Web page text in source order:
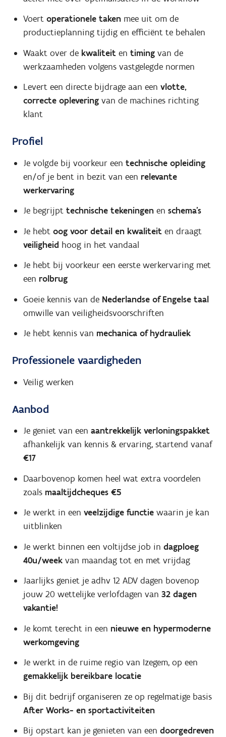
Voert operationele taken mee uit om de
productieplanning tijdig en efficiënt te behalen
Waakt over de kwaliteit en timing van de
werkzaamheden volgens vastgelegde normen
Levert een directe bijdrage aan een vlotte,
correcte opleveringvan de machines richting
klant
Profiel
Je volgde bij voorkeur een technische opleiding
en/of je bent in bezit van een relevante
werkervaring
Je begrijpt technische tekeningenen schema’s
Je hebt oog voor detail en kwaliteiten draagt
veiligheid hoog in het vandaal
Je hebt bij voorkeur een eerste werkervaring met
een rolbrug
Goeie kennis van de Nederlandse of Engelse taal
omwille van veiligheidsvoorschriften
Je hebt kennis van mechanica of hydrauliek
Professionele vaardigheden
Veilig werken
Aanbod
Je geniet van een aantrekkelijk verloningspakket
afhankelijk van kennis & ervaring, startend vanaf
€17
Daarbovenop komen heel wat extra voordelen
zoals maaltijdcheques €5
Je werkt in een veelzijdige functiewaarin je kan
uitblinken
Je werkt binnen een voltijdse job in dagploeg
40u/weekvan maandag tot en met vrijdag
Jaarlijks geniet je adhv 12 ADV dagen bovenop
jouw 20 wettelijke verlofdagen van 32 dagen
vakantie!
Je komt terecht in een nieuwe en hypermoderne
werkomgeving
Je werkt in de ruime regio van Izegem, op een
gemakkelijk bereikbare locatie
Bij dit bedrijf organiseren ze op regelmatige basis
After Works- en sportactiviteiten
Bij opstart kan je genieten van een doorgedreven